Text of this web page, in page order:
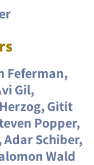
Feferman,
Gil,
Gitit
Popper,
Adar Schiber,
Wald